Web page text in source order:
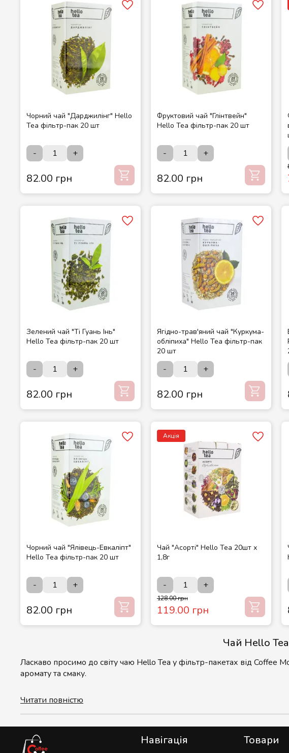
Чорний чай "Дарджилінг" Hello
Tea фільтр-пак 20 шт
- +
82.00 грн
Фруктовий чай "Глінтвейн"
Hello Tea фільтр-пак 20 шт
- +
82.00 грн
Зелений чай "Ті Гуань Інь"
Hello Tea фільтр-пак 20 шт
- +
82.00 грн
Ягідно-трав'яний чай "Куркума-
обліпиха" Hello Tea фільтр-пак
20 шт
- +
82.00 грн
Чорний чай "Ялівець-Евкаліпт"
Hello Tea фільтр-пак 20 шт
- +
82.00 грн
Акція
Чай "Асорті" Hello Tea 20шт х
1,8г
- +
128.00 грн
119.00 грн
Чай Hello
Ласкаво просимо до світу чаю Hello Tea у фільтр-пакетах від Coffee
аромату та смаку.
пишаємося різноманіттям, що дозволяє вам обрати ідеальний
Читати повністю
Навігація Товари